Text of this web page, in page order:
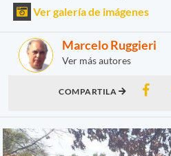
Ver galería de imágenes
Marcelo Ruggieri
Ver más autores
COMPARTILA